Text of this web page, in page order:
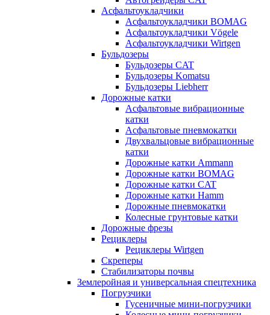
Асфальтоукладчики
Асфальтоукладчики BOMAG
Асфальтоукладчики Vögele
Асфальтоукладчики Wirtgen
Бульдозеры
Бульдозеры CAT
Бульдозеры Komatsu
Бульдозеры Liebherr
Дорожные катки
Асфальтовые вибрационные
катки
Асфальтовые пневмокатки
Двухвальцовые вибрационные
катки
Дорожные катки Ammann
Дорожные катки BOMAG
Дорожные катки CAT
Дорожные катки Hamm
Дорожные пневмокатки
Колесные грунтовые катки
Дорожные фрезы
Рециклеры
Рециклеры Wirtgen
Скреперы
Стабилизаторы почвы
Землеройная и универсальная спецтехника
Погрузчики
Гусеничные мини-погрузчики